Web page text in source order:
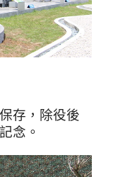
存，除役後
念。